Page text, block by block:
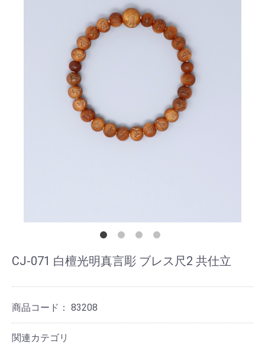
CJ-071 白檀光明真言彫 ブレス尺2 共仕立
商品コード： 83208
関連カテゴリ